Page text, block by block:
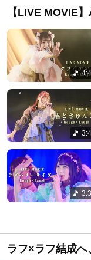
【LIVE MOVIE
ラフ×ラフ結成